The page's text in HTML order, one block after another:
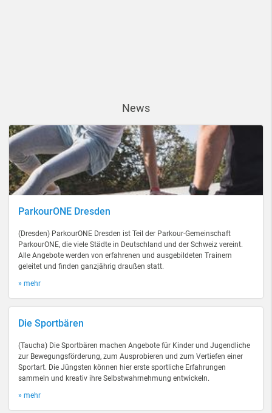
News
ParkourONE Dresden
(Dresden) ParkourONE Dresden ist Teil der Parkour-Gemeinschaft
ParkourONE, die viele Städte in Deutschland und der Schweiz vereint.
Alle Angebote werden von erfahrenen und ausgebildeten Trainern
geleitet und finden ganzjährig draußen statt.
» mehr
Die Sportbären
(Taucha) Die Sportbären machen Angebote für Kinder und Jugendliche
zur Bewegungsförderung, zum Ausprobieren und zum Vertiefen einer
Sportart. Die Jüngsten können hier erste sportliche Erfahrungen
sammeln und kreativ ihre Selbstwahrnehmung entwickeln.
» mehr